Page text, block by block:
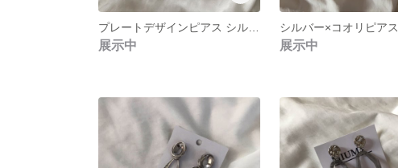
展示中
シルバー×コオリピアス
展示中